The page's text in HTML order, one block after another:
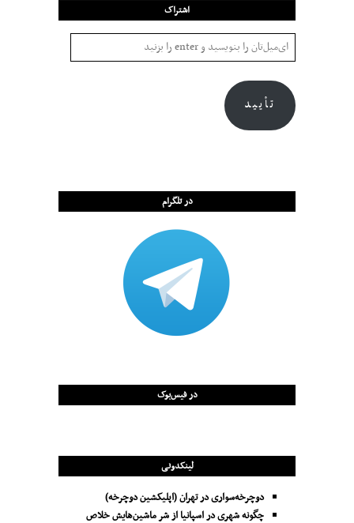
اشتراک
تأیید
در تلگرام
در فیس‌بوک
لینکدونی
دوچرخه‌سواری در تهران (اپلیکشین دوچرخه)
چگونه شهری در اسپانیا از شر ماشین‌هایش خلاص